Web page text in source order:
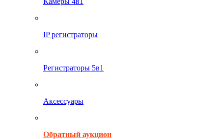
IP регистраторы
Регистраторы 5в1
Аксессуары
Обратный аукцион